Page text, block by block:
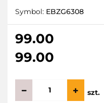
Symbol: EBZG6308
99.00
99.00
szt.